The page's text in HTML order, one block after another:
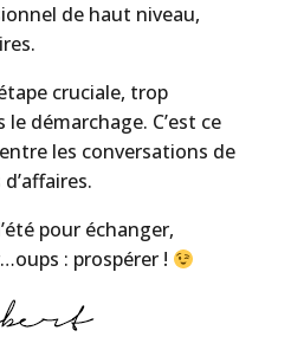
de haut niveau,
cruciale, trop
démarchage. C’est ce
les conversations de
pour échanger,
: prospérer !